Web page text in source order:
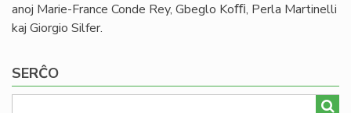
anoj Marie-France Conde Rey, Gbeglo Koﬃ, Perla Martinelli
kaj Giorgio Silfer.
SERĈO